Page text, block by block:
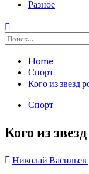
Разное
Найти:
Home
Спорт
Кого из звезд
Спорт
Кого из
Николай Васильев